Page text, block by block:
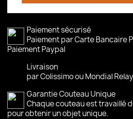
Paiement sécurisé
Paiement par Carte Bancaire
Paiement Paypal
Livraison
par Colissimo ou Mondial
Garantie Couteau Unique
Chaque couteau est travaillé
pour obtenir un objet unique.